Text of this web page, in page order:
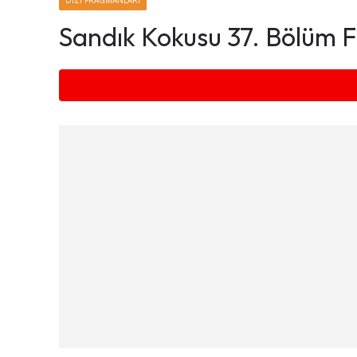
Sandık Kokusu 37. Bölüm